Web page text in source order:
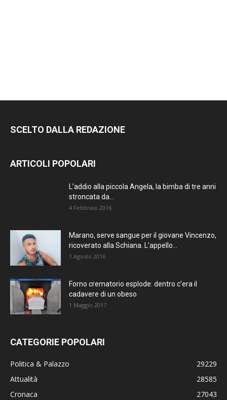
SCELTO DALLA REDAZIONE
ARTICOLI POPOLARI
L’addio alla piccola Angela, la bimba di tre anni
stroncata da...
4 Febbraio 2016
Marano, serve sangue per il giovane Vincenzo,
ricoverato alla Schiana. L’appello...
1 Agosto 2016
Forno crematorio esplode: dentro c’era il
cadavere di un obeso
1 Maggio 2017
CATEGORIE POPOLARI
Politica & Palazzo
29229
Attualità
28585
Cronaca
27043
METTI UN
TERRANOSTRA NEWS
SU FACEBOOK